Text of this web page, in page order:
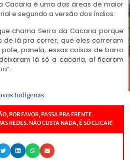
Cacaria é uma das áreas de maior
e segundo a versão dos índios:
chama Serra da Cacaria porque
de lá pra correr, que eles correram
panela, essas coisas de barro
lá só a cacaria, aí ficaram
Indígenas
POR FAVOR, PASSA PRA FRENTE.
REDES. NÃO CUSTA NADA, É SÓ CLICAR!